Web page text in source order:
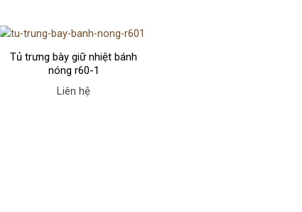
Tủ trưng bày giữ nhiệt bánh
nóng r60-1
Liên hệ